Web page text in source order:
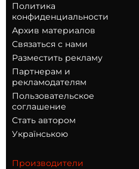
Политика
конфиденциальности
Архив материалов
Связаться с нами
Разместить рекламу
Партнерам и
рекламодателям
Пользовательское
соглашение
Стать автором
Українською
Производители